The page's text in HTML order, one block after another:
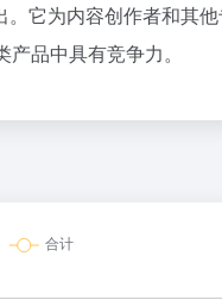
它为内容创作者和其
品中具有竞争力。